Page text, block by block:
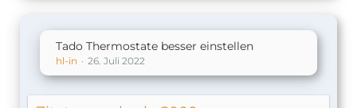
Tado Thermostate besser einstellen
hl-in 26. Juli 2022